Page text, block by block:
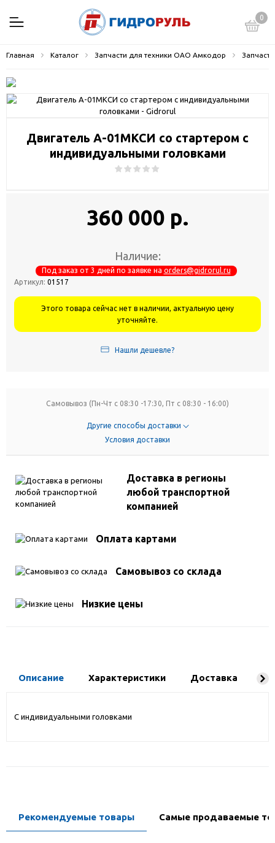
0
Главная Каталог Запчасти для техники ОАО Амкодор
Двигатель А-01МКСИ со стартером с
индивидуальными головками
360 000 р.
Наличие:
Под заказ от 3 дней по заявке на orders@gidrorul.ru
Артикул: 01517
Этого товара сейчас нет в наличии, актуальную цену
уточняйте.
Нашли дешевле?
Самовывоз (Пн-Чт с 08:30 -17:30, Пт с 08:30 - 16:00)
Другие способы доставки
Условия доставки
Доставка в регионы
любой транспортной
компанией
Оплата картами
Самовывоз со склада
Низкие цены
Описание Характеристики Доставка
С индивидуальными головками
Рекомендуемые товары Самые продаваемые